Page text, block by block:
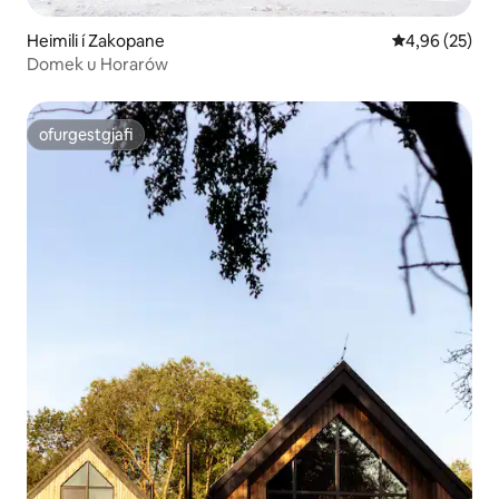
Heimili í Zakopane 4,96 af 5 í
4,96 (25)
Domek u Horarów
ofurgestgjafi
ofurgestgjafi